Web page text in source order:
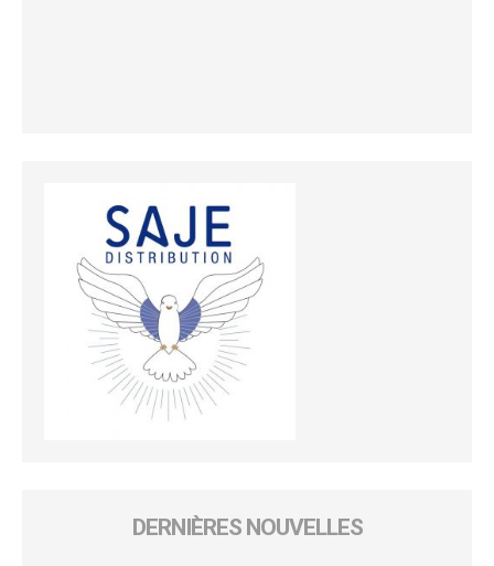
DERNIÈRES NOUVELLES